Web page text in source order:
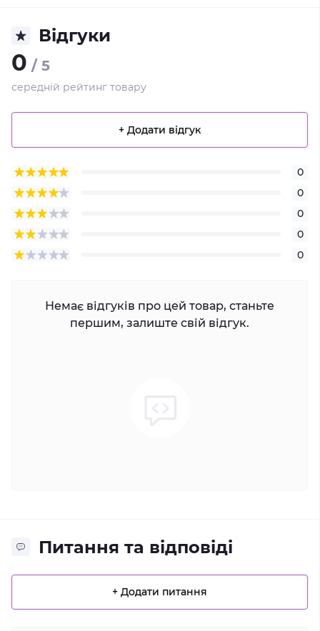
Відгуки
0 / 5
середній рейтинг товару
+ Додати відгук
0
0
0
0
0
Немає відгуків про цей товар, станьте
першим, залиште свій відгук.
Питання та відповіді
+ Додати питання